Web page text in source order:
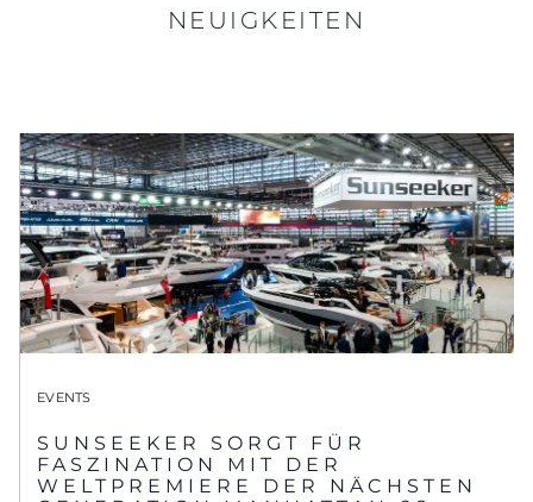
NEUIGKEITEN
EVENTS
SUNSEEKER SORGT FÜR
FASZINATION MIT DER
WELTPREMIERE DER NÄCHSTEN